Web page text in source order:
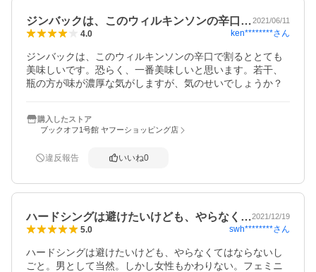
ジンバックは、このウィルキンソンの辛口…2021/06/11
4.0 ken********さん
ジンバックは、このウィルキンソンの辛口で割るととても
美味しいです。恐らく、一番美味しいと思います。若干、
瓶の方が味が濃厚な気がしますが、気のせいでしょうか？
購入したストア
ブックオフ1号館 ヤフーショッピング店
違反報告 いいね0
ハードシングは避けたいけども、やらなく…2021/12/19
5.0 swh********さん
ハードシングは避けたいけども、やらなくてはならないし
ごと。男として当然。しかし女性もかわりない。フェミニ